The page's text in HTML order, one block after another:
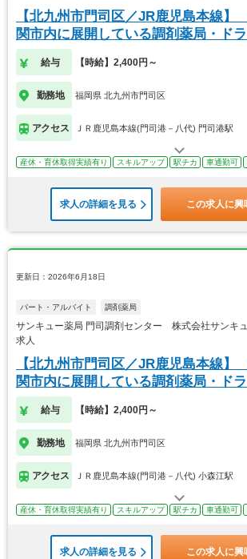
【北九州市門司区／JR鹿児島本線
関市内に展開している調剤薬局・ド
給与 【時給】2,400円～
勤務地 福岡県 北九州市門司区
アクセス ＪＲ鹿児島本線(門司港－八代) 門司港駅
産休・育休取得実績有り スキルアップ 駅チカ 車通勤可
求人の詳細を見る この求人に興
更新日：2026年6月18日
パート・アルバイト 調剤薬局
サンキュー薬局 門司調剤センター 株式会社サンキ
求人
【北九州市門司区／JR鹿児島本線
関市内に展開している調剤薬局・ド
給与 【時給】2,400円～
勤務地 福岡県 北九州市門司区
アクセス ＪＲ鹿児島本線(門司港－八代) 小森江駅
産休・育休取得実績有り スキルアップ 駅チカ 車通勤可
求人の詳細を見る この求人に興